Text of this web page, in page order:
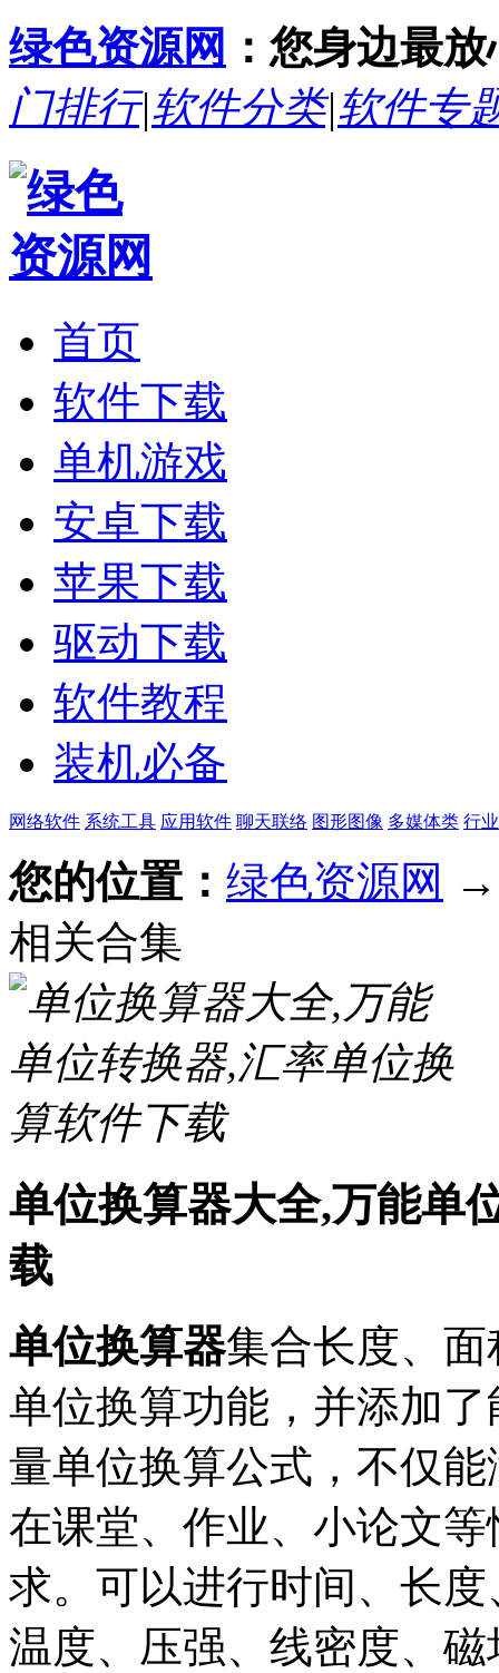
绿色资源网 ：您身边最
门排行|软件分类|软件专
首页
软件下载
单机游戏
安卓下载
苹果下载
驱动下载
软件教程
装机必备
网络软件 系统工具 应用软件 聊天联络 图形图像 多媒体类 行
您的位置： 绿色资源网
相关合集
单位换算器大全,万能单
载
单位换算器集合长度、
单位换算功能，并添加
量单位换算公式，不仅
在课堂、作业、小论文
求。可以进行时间、长
温度、压强、线密度、